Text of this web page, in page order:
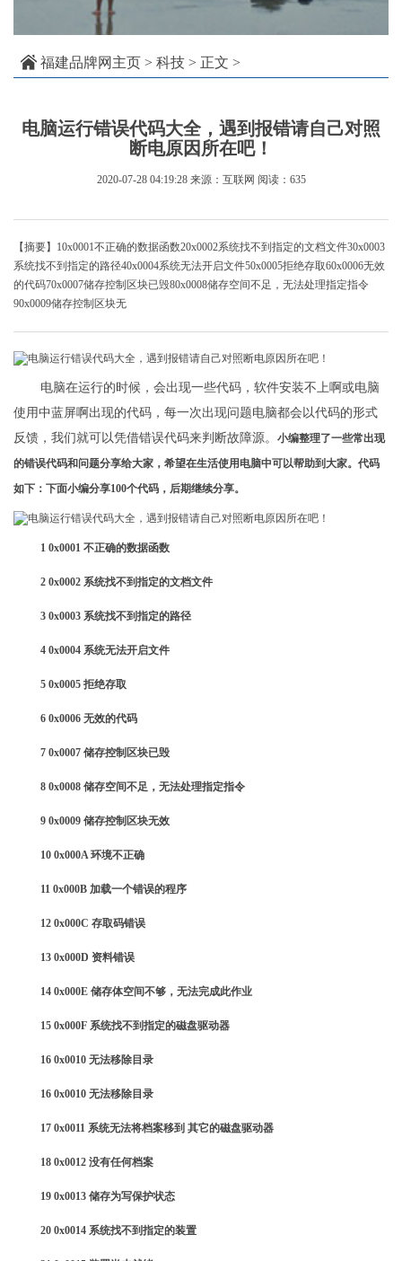
福建品牌网主页 > 科技 > 正文 >
电脑运行错误代码大全，遇到报错请自己对照
断电原因所在吧！
2020-07-28 04:19:28 来源：互联网 阅读：635
【摘要】10x0001不正确的数据函数20x0002系统找不到指定的文档文件30x0003
系统找不到指定的路径40x0004系统无法开启文件50x0005拒绝存取60x0006无效
的代码70x0007储存控制区块已毁80x0008储存空间不足，无法处理指定指令
90x0009储存控制区块无
电脑在运行的时候，会出现一些代码，软件安装不上啊或电脑
使用中蓝屏啊出现的代码，每一次出现问题电脑都会以代码的形式
反馈，我们就可以凭借错误代码来判断故障源。 小编整理了一些常出现
的错误代码和问题分享给大家，希望在生活使用电脑中可以帮助到大家。代码
如下：下面小编分享100个代码，后期继续分享。
1 0x0001 不正确的数据函数
2 0x0002 系统找不到指定的文档文件
3 0x0003 系统找不到指定的路径
4 0x0004 系统无法开启文件
5 0x0005 拒绝存取
6 0x0006 无效的代码
7 0x0007 储存控制区块已毁
8 0x0008 储存空间不足，无法处理指定指令
9 0x0009 储存控制区块无效
10 0x000A 环境不正确
11 0x000B 加载一个错误的程序
12 0x000C 存取码错误
13 0x000D 资料错误
14 0x000E 储存体空间不够，无法完成此作业
15 0x000F 系统找不到指定的磁盘驱动器
16 0x0010 无法移除目录
16 0x0010 无法移除目录
17 0x0011 系统无法将档案移到 其它的磁盘驱动器
18 0x0012 没有任何档案
19 0x0013 储存为写保护状态
20 0x0014 系统找不到指定的装置